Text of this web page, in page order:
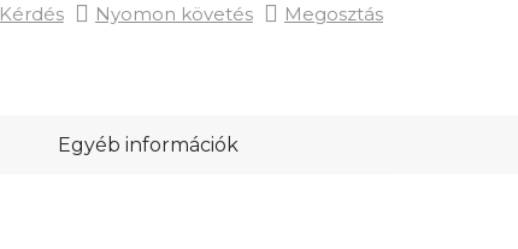
Kérdés Nyomon követés Megosztás
Egyéb információk